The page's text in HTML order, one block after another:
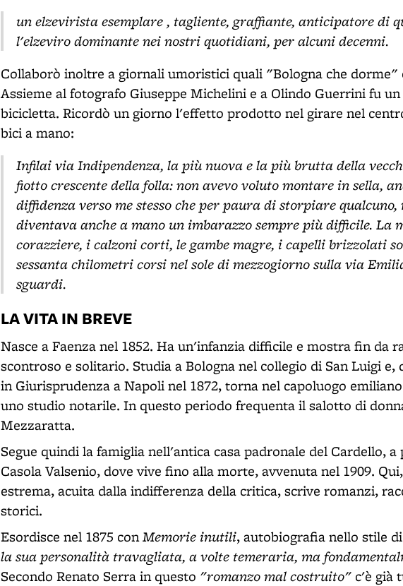
un elzevirista esemplare , tagliente, graffiante, anticipatore di
l'elzeviro dominante nei nostri quotidiani, per alcuni decenni.
Collaborò inoltre a giornali umoristici quali "Bologna che
Assieme al fotografo Giuseppe Michelini e a Olindo Guerrini fu
bicicletta. Ricordò un giorno l'effetto prodotto nel girare nel
bici a mano:
Infilai via Indipendenza, la più nuova e la più brutta della
fiotto crescente della folla: non avevo voluto montare in sella,
diffidenza verso me stesso che per paura di storpiare
diventava anche a mano un imbarazzo sempre più difficile. La
corazziere, i calzoni corti, le gambe magre, i capelli brizzolati
sessanta chilometri corsi nel sole di mezzogiorno sulla via
sguardi.
LA VITA IN BREVE
Nasce a Faenza nel 1852. Ha un'infanzia difficile e mostra fin da
scontroso e solitario. Studia a Bologna nel collegio di San Luigi e,
in Giurisprudenza a Napoli nel 1872, torna nel capoluogo
uno studio notarile. In questo periodo frequenta il salotto di
Mezzaratta.
Segue quindi la famiglia nell'antica casa padronale del Cardello,
Casola Valsenio, dove vive fino alla morte, avvenuta nel 1909.
estrema, acuita dalla indifferenza della critica, scrive romanzi,
storici.
Esordisce nel 1875 conMemorie inutili, autobiografia nello stile
la sua personalità travagliata, a volte temeraria, ma
Secondo Renato Serra in questo "romanzo mal costruito" c'è già